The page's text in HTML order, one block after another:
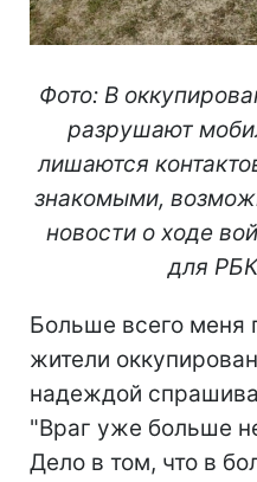
Фото: В
разрушают
лишаются
знакомыми,
новости о ходе
для
Больше всего меня
жители
надеждой
"Враг уже больше
Дело в том, что в